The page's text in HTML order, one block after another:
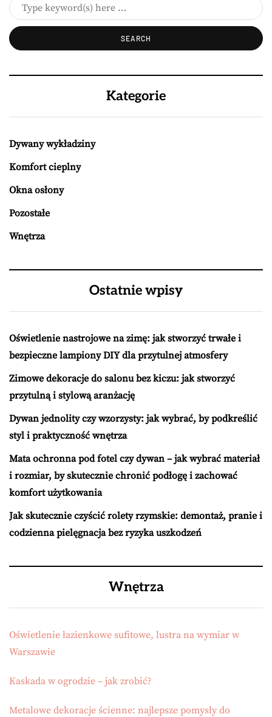
Kategorie
Dywany wykładziny
Komfort cieplny
Okna osłony
Pozostałe
Wnętrza
Ostatnie wpisy
Oświetlenie nastrojowe na zimę: jak stworzyć trwałe i
bezpieczne lampiony DIY dla przytulnej atmosfery
Zimowe dekoracje do salonu bez kiczu: jak stworzyć
przytulną i stylową aranżację
Dywan jednolity czy wzorzysty: jak wybrać, by podkreślić
styl i praktyczność wnętrza
Mata ochronna pod fotel czy dywan – jak wybrać materiał
i rozmiar, by skutecznie chronić podłogę i zachować
komfort użytkowania
Jak skutecznie czyścić rolety rzymskie: demontaż, pranie i
codzienna pielęgnacja bez ryzyka uszkodzeń
Wnętrza
Oświetlenie łazienkowe sufitowe, lustra na wymiar w
Warszawie
Kaskada w ogrodzie – jak zrobić?
Metalowe dekoracje ścienne: najlepsze pomysły do